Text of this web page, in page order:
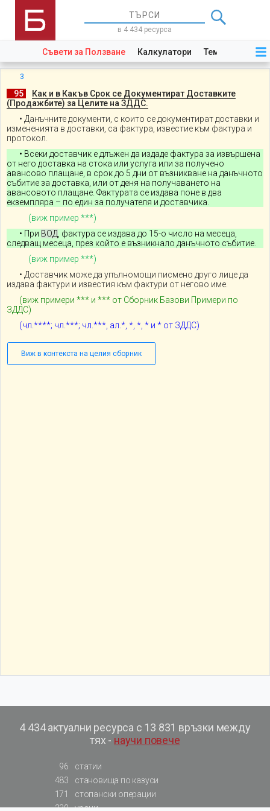
в 4 434 ресурса
Съвети за Ползване Калкулатори Теми Закони
3
95
Как и в Какъв Срок се Документират Доставките
(Продажбите) за Целите на ЗДДС.
• Данъчните документи, с които се документират доставки и
измененията в доставки, са фактура, известие към фактура и
протокол.
• Всеки доставчик е длъжен да издаде фактура за извършена
от него доставка на стока или услуга или за получено
авансово плащане, в срок до 5 дни от възникване на данъчното
събитие за доставка, или от деня на получаването на
авансовото плащане. Фактурата се издава поне в два
екземпляра – по един за получателя и доставчика.
(виж пример ***)
• При ВОД , фактура се издава до 15-о число на месеца,
следващ месеца, през който е възникнало данъчното събитие.
(виж пример ***)
• Доставчик може да упълномощи писмено друго лице да
издава фактури и известия към фактури от негово име.
(виж примери *** и *** от Сборник Базови Примери по
ЗДДС)
(чл.****; чл.***; чл.***, ал.*, *, *, * и * от ЗДДС)
Виж в контекста на целия сборник
4 434 актуални ресурса с 13 831 връзки между
тях - научи повече
96
статии
483
становища по казуси
171
стопански операции
230
уроци